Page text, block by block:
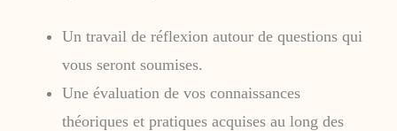
Un travail de réflexion autour de questions qui
vous seront soumises.
Une évaluation de vos connaissances
théoriques et pratiques acquises au long des